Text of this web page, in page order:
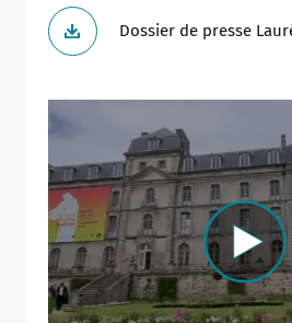
Dossier de presse